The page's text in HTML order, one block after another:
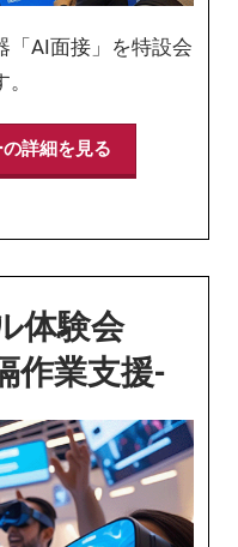
「AI面接」を特設会
の詳細を見る
体験会
作業支援-